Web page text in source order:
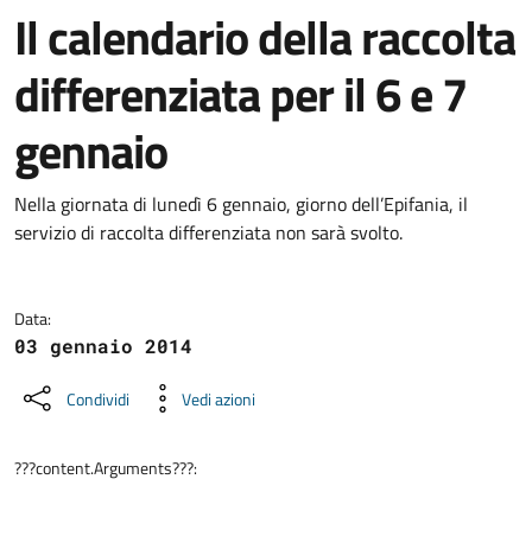
Il calendario della raccolta
differenziata per il 6 e 7
gennaio
Dettagli della notizia
Nella giornata di lunedì 6 gennaio, giorno dell’Epifania, il
servizio di raccolta differenziata non sarà svolto.
Data:
03 gennaio 2014
Condividi Vedi azioni
???content.Arguments???: